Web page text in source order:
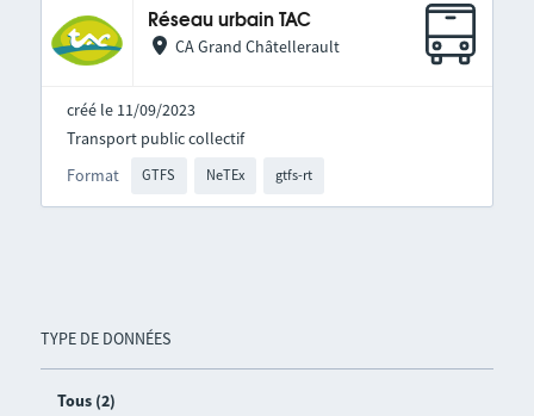
TYPE DE DONNÉES
Tous (2)
Réseau urbain TAC
CA Grand Châtellerault
créé le 11/09/2023
Format GTFS NeTEx gtfs-rt
Transport public collectif